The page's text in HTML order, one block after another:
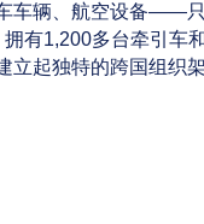
车辆、航空设备——只
有1,200多台牵引车
立起独特的跨国组织